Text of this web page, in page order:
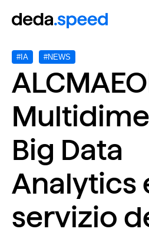
#IA #NEWS
Big Data
Analytics
servizio